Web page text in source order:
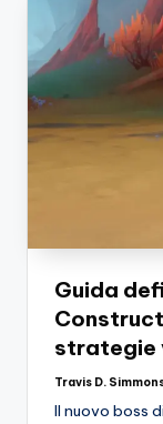
Guida
strategie
Posted
Travis D.
Il nuovo boss